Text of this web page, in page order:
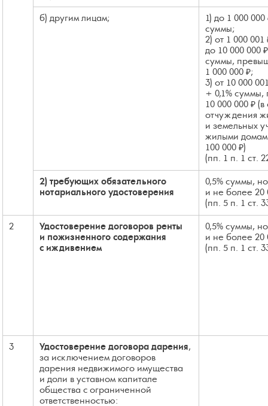
б) другим лицам;
1) до 1 000
суммы;
2) от 1 000 001
до 10 000 000
суммы,
1 000 000 ₽;
3) от 10 000
+ 0,1%
10 000 000 ₽ (в
отчуждения
и земельных
жилыми
100 000 ₽)
(пп. 1 п. 1 ст.
2) требующих обязательного
нотариального удостоверения
0,5% суммы,
и не более 20
(пп. 5 п. 1 ст.
2
Удостоверение договоров ренты
и пожизненного содержания
с иждивением
0,5% суммы,
и не более 20
(пп. 5 п. 1 ст.
3 Удостоверение договора дарения,
за исключением договоров
дарения недвижимого имущества
и доли в уставном капитале
общества с ограниченной
ответственностью: